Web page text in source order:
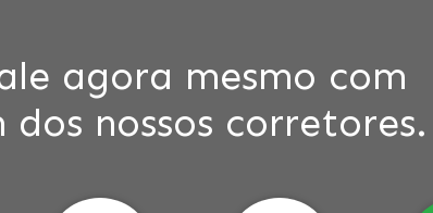
agora mesmo com
dos nossos corretores.